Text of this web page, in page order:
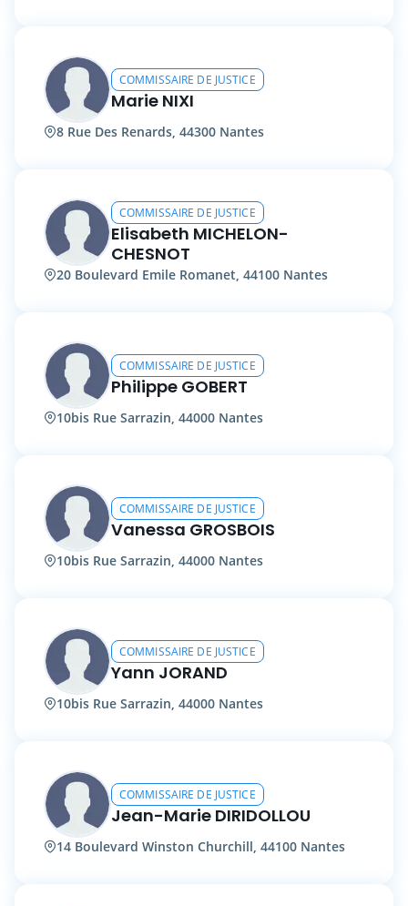
COMMISSAIRE DE JUSTICE
Marie NIXI
8 Rue Des Renards, 44300 Nantes
COMMISSAIRE DE JUSTICE
Elisabeth MICHELON-
CHESNOT
20 Boulevard Emile Romanet, 44100 Nantes
COMMISSAIRE DE JUSTICE
Philippe GOBERT
10bis Rue Sarrazin, 44000 Nantes
COMMISSAIRE DE JUSTICE
Vanessa GROSBOIS
10bis Rue Sarrazin, 44000 Nantes
COMMISSAIRE DE JUSTICE
Yann JORAND
10bis Rue Sarrazin, 44000 Nantes
COMMISSAIRE DE JUSTICE
Jean-Marie DIRIDOLLOU
14 Boulevard Winston Churchill, 44100 Nantes